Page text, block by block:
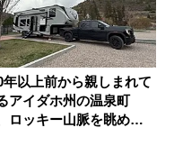
年以上前から親しまれて
アイダホ州の温泉町
ロッキー山脈を眺めな